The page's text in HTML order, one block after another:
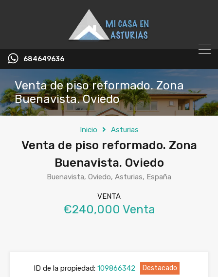
684649636
Venta de piso reformado. Zona
Buenavista. Oviedo
Inicio Asturias
Venta de piso reformado. Zona
Buenavista. Oviedo
Buenavista, Oviedo, Asturias, España
VENTA
€240,000 Venta
ID de la propiedad: 109866342 Destacado